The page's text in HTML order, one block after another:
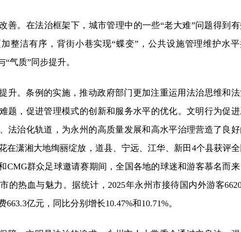
善。在法治框架下，城市管理中的一些“老大难”问题得到
整洁有序，背街小巷实现“蝶变”，公共设施管理维护水平
“气质”同步提升。
升。条例的实施，推动政府部门更加注重运用法治思维和
题，促进管理模式的创新和服务水平的优化。文明行为促
法治化轨道，为永州的高质量发展和高水平治理营造了良
在潇湘大地绚丽绽放，道县、宁远、江华、新田4个县获评全
CMG群众足球邀请赛期间，全国各地的球迷和游客慕名而来
的热血与魅力。据统计，2025年永州市接待国内外游客
亿元，同比分别增长10.47%和10.71%。